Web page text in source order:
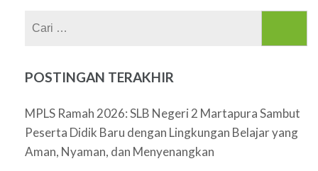
POSTINGAN TERAKHIR
MPLS Ramah 2026: SLB Negeri 2 Martapura Sambut
Peserta Didik Baru dengan Lingkungan Belajar yang
Aman, Nyaman, dan Menyenangkan